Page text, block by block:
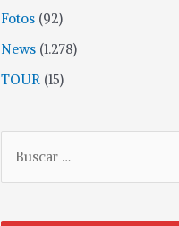
Fotos (92)
News (1.278)
TOUR (15)